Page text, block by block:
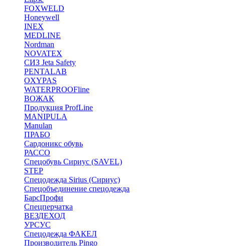
FOXWELD
Honeywell
INEX
MEDLINE
Nordman
NOVATEX
СИЗ Jeta Safety
PENTALAB
OXYPAS
WATERPROOFline
ВОЖАК
Продукция ProfLine
MANIPULA
Manulan
ПРАБО
Сардоникс обувь
РАССО
Спецобувь Сириус (SAVEL)
STEP
Спецодежда Sirius (Сириус)
Спецобъединение спецодежда
БарсПрофи
Спецперчатка
ВЕЗДЕХОД
УРСУС
Спецодежда ФАКЕЛ
Производитель Pingo